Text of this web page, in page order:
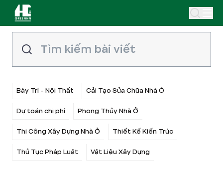
Bày Trí - Nội Thất Cải Tạo Sửa Chữa Nhà Ở
Dự toán chi phí Phong Thủy Nhà Ở
Thi Công Xây Dựng Nhà Ở Thiết Kế Kiến Trúc
Thủ Tục Pháp Luật Vật Liệu Xây Dựng